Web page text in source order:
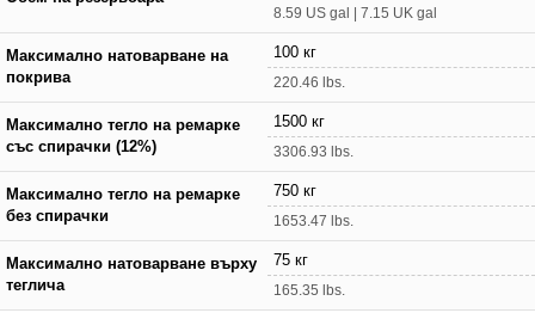
8.59 US gal | 7.15 UK gal
Максимално натоварване на
покрива
100 кг
220.46 lbs.
Максимално тегло на ремарке
със спирачки (12%)
1500 кг
3306.93 lbs.
Максимално тегло на ремарке
без спирачки
750 кг
1653.47 lbs.
Максимално натоварване върху
теглича
75 кг
165.35 lbs.